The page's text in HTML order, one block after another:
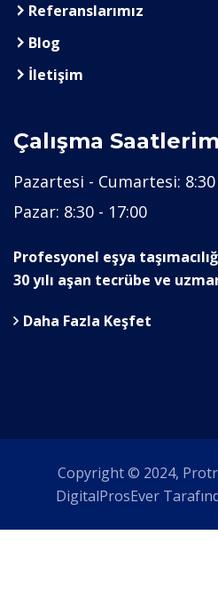
Referanslarımız
Blog
İletişim
Çalışma
Pazartesi - Cumartesi:
Pazar: 8:30 - 17:00
Profesyonel eşya
30 yılı aşan tecrübe ve
Daha Fazla Keşfet
Copyright © 2024,
DigitalProsEver